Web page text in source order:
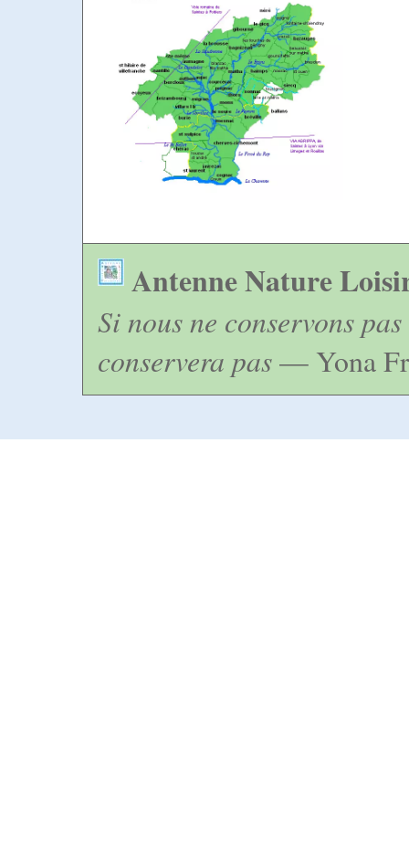
Antenne Nature
Si nous ne conservons
conservera pas— Yona